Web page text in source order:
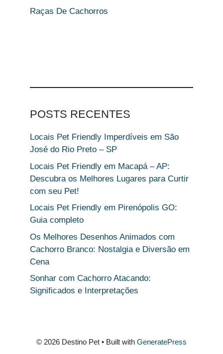
Raças De Cachorros
POSTS RECENTES
Locais Pet Friendly Imperdíveis em São
José do Rio Preto – SP
Locais Pet Friendly em Macapá – AP:
Descubra os Melhores Lugares para Curtir
com seu Pet!
Locais Pet Friendly em Pirenópolis GO:
Guia completo
Os Melhores Desenhos Animados com
Cachorro Branco: Nostalgia e Diversão em
Cena
Sonhar com Cachorro Atacando:
Significados e Interpretações
© 2026 Destino Pet • Built with GeneratePress